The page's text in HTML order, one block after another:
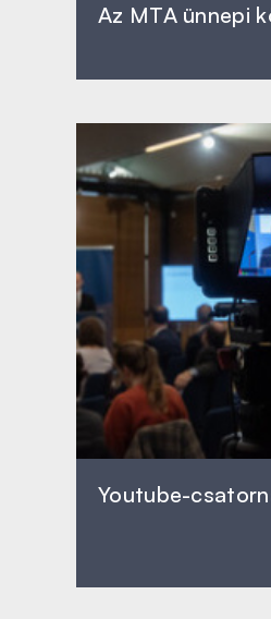
Az MTA ünnepi
Youtube-